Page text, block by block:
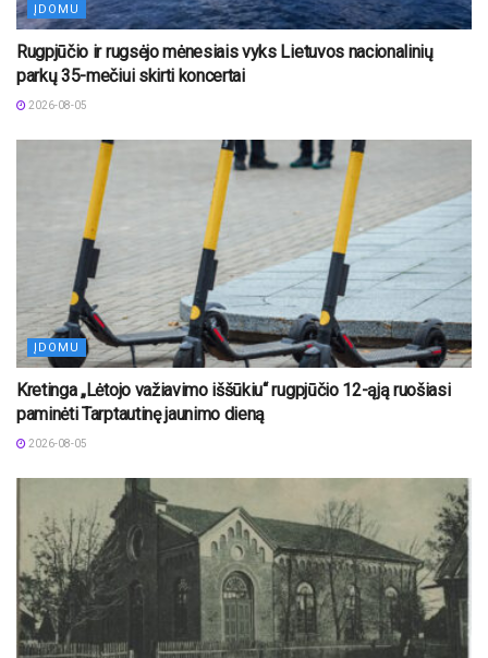
ĮDOMU
Rugpjūčio ir rugsėjo mėnesiais vyks Lietuvos nacionalinių
parkų 35-mečiui skirti koncertai
2026-08-05
ĮDOMU
Kretinga „Lėtojo važiavimo iššūkiu“ rugpjūčio 12-ąją ruošiasi
paminėti Tarptautinę jaunimo dieną
2026-08-05